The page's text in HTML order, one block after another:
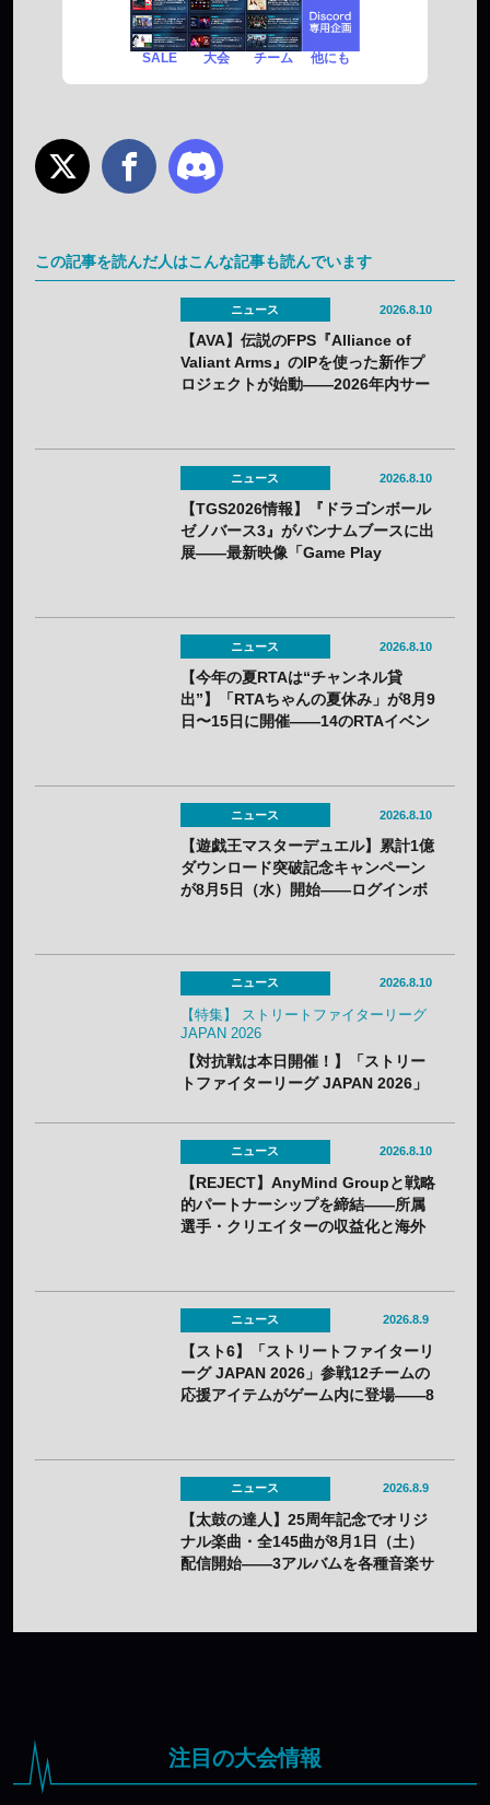
SALE 大会 チーム 他にも
この記事を読んだ人はこんな記事も読んでいます
ニュース 2026.8.10
【AVA】伝説のFPS『Alliance of
Valiant Arms』のIPを使った新作プ
ロジェクトが始動——2026年内サー
ニュース 2026.8.10
【TGS2026情報】『ドラゴンボール
ゼノバース3』がバンナムブースに出
展——最新映像「Game Play
ニュース 2026.8.10
【今年の夏RTAは“チャンネル貸
出”】「RTAちゃんの夏休み」が8月9
日〜15日に開催——14のRTAイベン
ニュース 2026.8.10
【遊戯王マスターデュエル】累計1億
ダウンロード突破記念キャンペーン
が8月5日（水）開始——ログインボ
ニュース 2026.8.10
【特集】 ストリートファイターリーグ
JAPAN 2026
【対抗戦は本日開催！】「ストリー
トファイターリーグ JAPAN 2026」
公開——8月25日（火）開幕
ニュース 2026.8.10
【REJECT】AnyMind Groupと戦略
的パートナーシップを締結——所属
選手・クリエイターの収益化と海外
ニュース 2026.8.9
【スト6】「ストリートファイターリ
ーグ JAPAN 2026」参戦12チームの
応援アイテムがゲーム内に登場——8
ニュース 2026.8.9
【太鼓の達人】25周年記念でオリジ
ナル楽曲・全145曲が8月1日（土）
配信開始——3アルバムを各種音楽サ
注目の大会情報